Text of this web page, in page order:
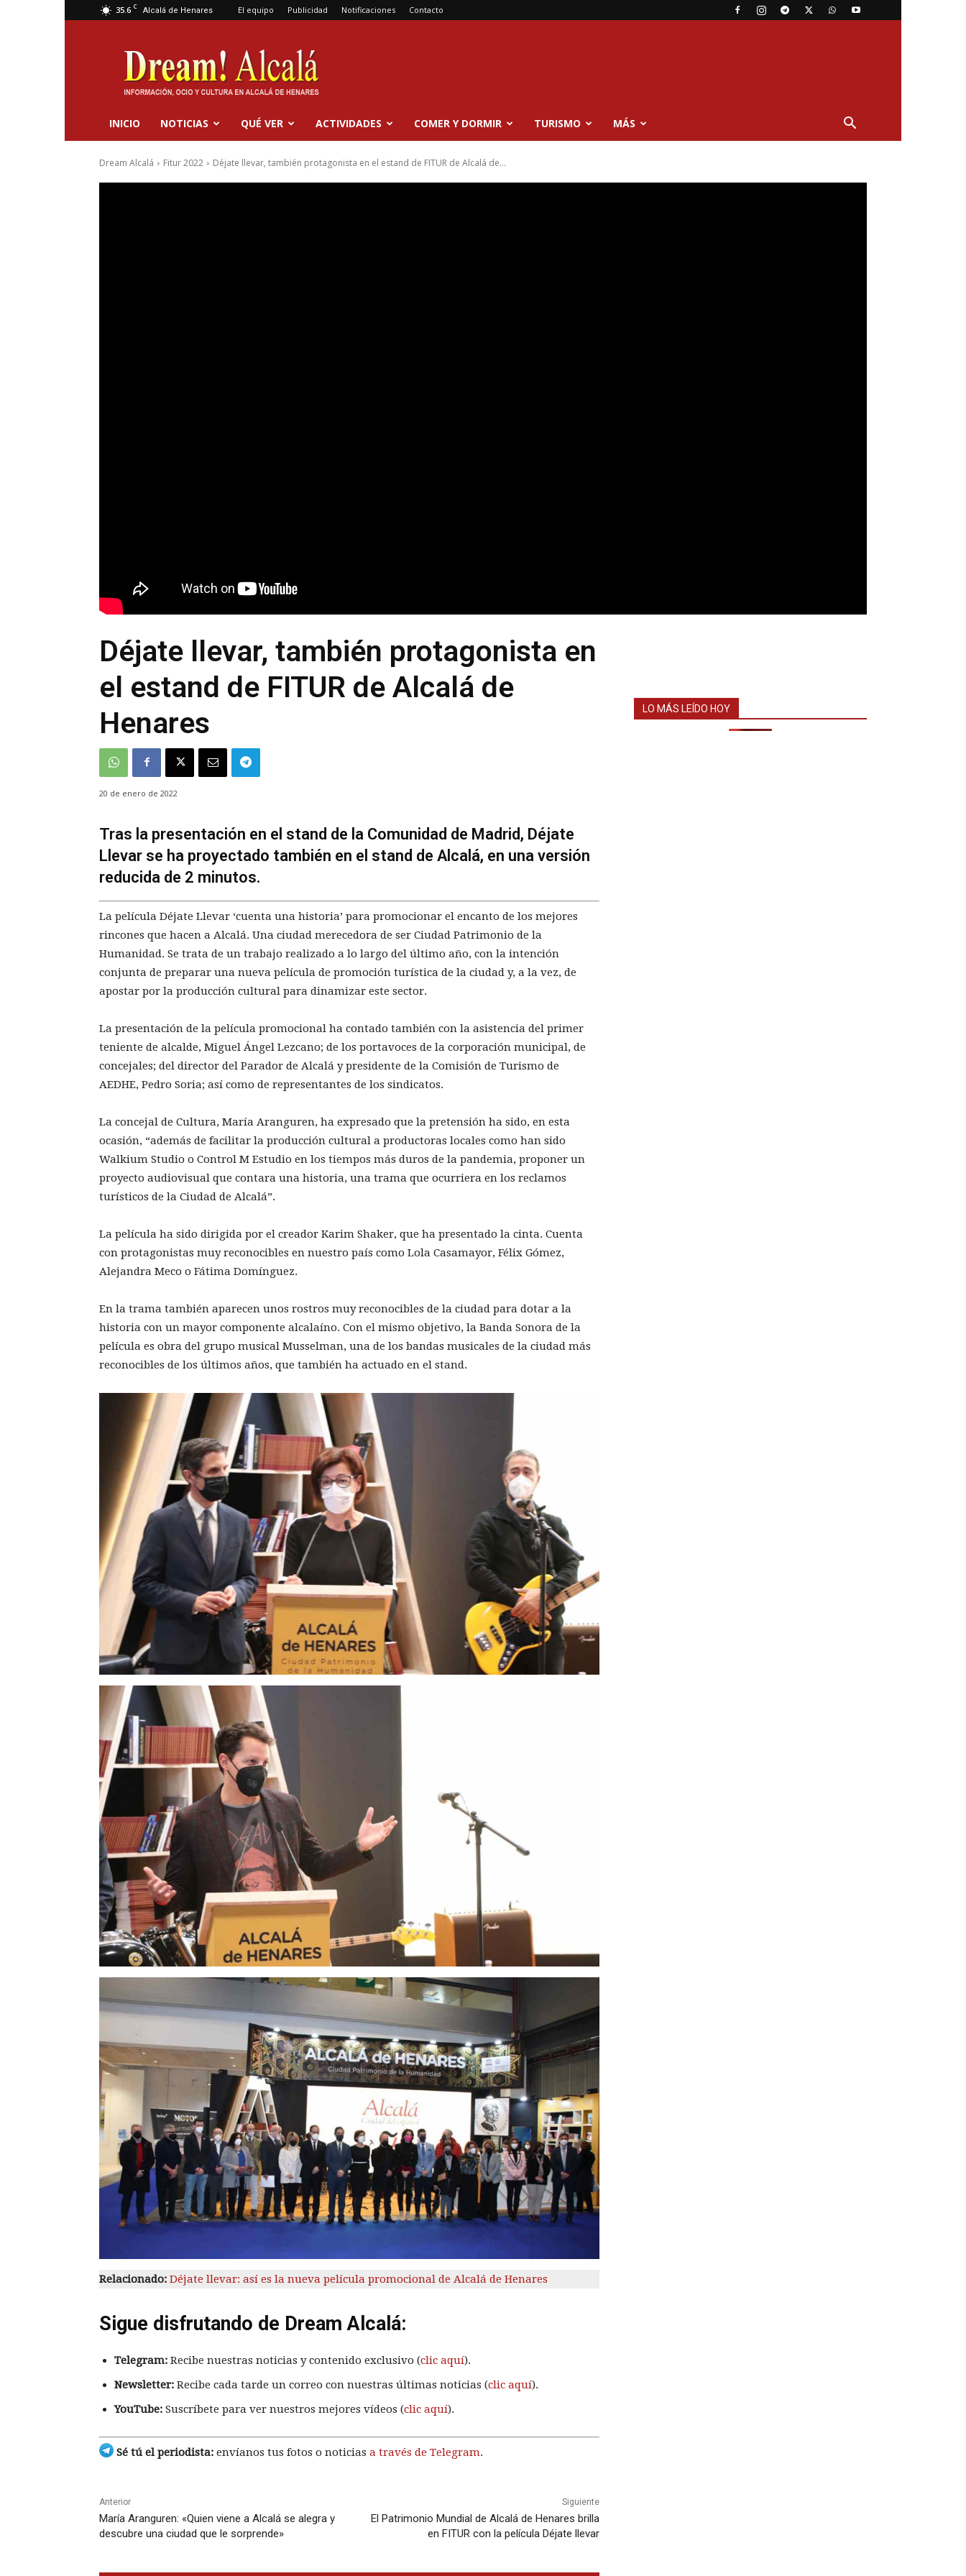
35.6 C Alcalá de Henares El equipo Publicidad Notificaciones Contacto
Dream
Alcalá
INICIO NOTICIAS QUÉ VER ACTIVIDADES COMER Y DORMIR TURISMO MÁS
Dream Alcalá Fitur 2022 Déjate llevar, también protagonista en el estand de FITUR de Alcalá de...
Déjate llevar, también protagonista en
el estand de FITUR de Alcalá de
Henares
20 de enero de 2022
Tras la presentación en el stand de la Comunidad de Madrid, Déjate
Llevar se ha proyectado también en el stand de Alcalá, en una versión
reducida de 2 minutos.
La película Déjate Llevar ‘cuenta una historia’ para promocionar el encanto de los mejores
rincones que hacen a Alcalá. Una ciudad merecedora de ser Ciudad Patrimonio de la
Humanidad. Se trata de un trabajo realizado a lo largo del último año, con la intención
conjunta de preparar una nueva película de promoción turística de la ciudad y, a la vez, de
apostar por la producción cultural para dinamizar este sector.
La presentación de la película promocional ha contado también con la asistencia del primer
teniente de alcalde, Miguel Ángel Lezcano; de los portavoces de la corporación municipal, de
concejales; del director del Parador de Alcalá y presidente de la Comisión de Turismo de
AEDHE, Pedro Soria; así como de representantes de los sindicatos.
La concejal de Cultura, María Aranguren, ha expresado que la pretensión ha sido, en esta
ocasión, “además de facilitar la producción cultural a productoras locales como han sido
Walkium Studio o Control M Estudio en los tiempos más duros de la pandemia, proponer un
proyecto audiovisual que contara una historia, una trama que ocurriera en los reclamos
turísticos de la Ciudad de Alcalá”.
La película ha sido dirigida por el creador Karim Shaker, que ha presentado la cinta. Cuenta
con protagonistas muy reconocibles en nuestro país como Lola Casamayor, Félix Gómez,
Alejandra Meco o Fátima Domínguez.
En la trama también aparecen unos rostros muy reconocibles de la ciudad para dotar a la
historia con un mayor componente alcalaíno. Con el mismo objetivo, la Banda Sonora de la
película es obra del grupo musical Musselman, una de los bandas musicales de la ciudad más
reconocibles de los últimos años, que también ha actuado en el stand.
Relacionado: Déjate llevar: así es la nueva película promocional de Alcalá de Henares
Sigue disfrutando de Dream Alcalá:
Telegram: Recibe nuestras noticias y contenido exclusivo (clic aquí).
Newsletter: Recibe cada tarde un correo con nuestras últimas noticias (clic aquí).
YouTube: Suscríbete para ver nuestros mejores vídeos (clic aquí).
Sé tú el periodista: envíanos tus fotos o noticias a través de Telegram.
Anterior
María Aranguren: «Quien viene a Alcalá se alegra y
descubre una ciudad que le sorprende»
Siguiente
El Patrimonio Mundial de Alcalá de Henares brilla
en FITUR con la película Déjate llevar
LO MÁS LEÍDO HOY